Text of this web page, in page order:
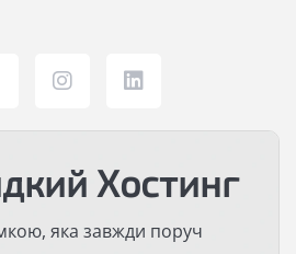
Хостинг
яка завжди поруч